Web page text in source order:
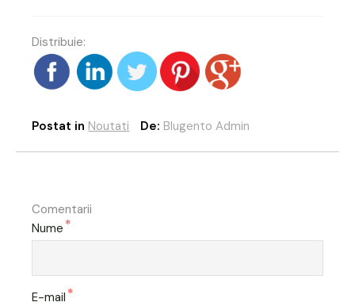
Distribuie:
Postat in Noutati De: Blugento Admin
Comentarii
Nume *
E-mail *